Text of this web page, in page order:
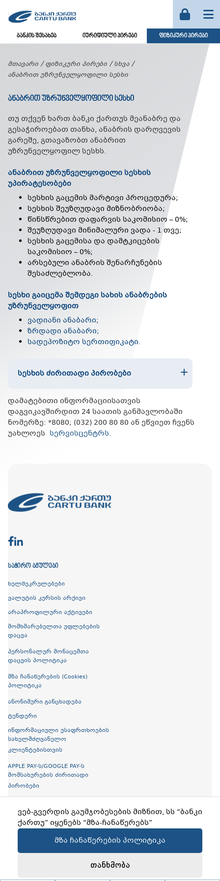
ვებ-გვერდის გაუმჯობესების მიზნით, სს “ბანკი
ქართუ” იყენებს “მზა-ჩანაწერებს”
მზა ჩანაწერების პოლიტიკა
თანხმობა
ბანკის შესახებ იურიდიული პირები ფიზიკური პირები
მთავარი ფიზიკური პირები
სხვა
ანაბრით უზრუნველყოფილი სესხი
ᲐᲜᲐᲑᲠᲘᲗ ᲣᲖᲠᲣᲜᲕᲔᲚᲧᲝᲤᲘᲚᲘ ᲡᲔᲡᲮᲘ
თუ თქვენ ხართ ბანკი ქართუს მეანაბრე და
გესაჭიროებათ თანხა, ანაბრის დარღვევის
გარეშე, გთავაზობთ ანაბრით
უზრუნველყოფილ სესხს.
ანაბრით უზრუნველყოფილი სესხის
უპირატესობები
სესხის გაცემის მარტივი პროცედურა;
სესხის შეუზღუდავი მიზნობრიობა;
წინსწრებით დაფარვის საკომისიო – 0%;
შეუზღუდავი მინიმალური ვადა - 1 თვე;
სესხის გაცემისა და დამტკიცების
საკომისიო – 0%;
არსებული ანაბრის შენარჩუნების
შესაძლებლობა.
სესხი გაიცემა შემდეგი სახის ანაბრების
უზრუნველყოფით
ვადიანი ანაბარი;
ზრდადი ანაბარი;
სადეპოზიტო სერთიფიკატი.
ᲡᲔᲡᲮᲘᲡ ᲫᲘᲠᲘᲗᲐᲓᲘ ᲞᲘᲠᲝᲑᲔᲑᲘ
დამატებითი ინფორმაციისათვის
დაგვიკავშირდით 24 საათის განმავლობაში
ნომერზე: *8080; (032) 200 80 80 ან ეწვიეთ ჩვენს
უახლოეს სერვისცენტრს.
ᲡᲐᲭᲘᲠᲝ ᲑᲛᲣᲚᲔᲑᲘ
ხელშეკრულებები
ვალუტის კურსის არქივი
არაპროფილური აქტივები
მომხმარებელთა უფლებების
დაცვა
პერსონალურ მონაცემთა
დაცვის პოლიტიკა
მზა ჩანაწერების (Cookies)
პოლიტიკა
ანონიმური განცხადება
ტენდერი
ინფორმაციული უსაფრთხოების
სახელმძღვანელო
კლიენტებისთვის
APPLE PAY-ს/GOOGLE PAY-ს
მომსახურების ძირითადი
პირობები
ღია ბანკინგი
Copyright © 2026 Cartu Bank
Created byProservice